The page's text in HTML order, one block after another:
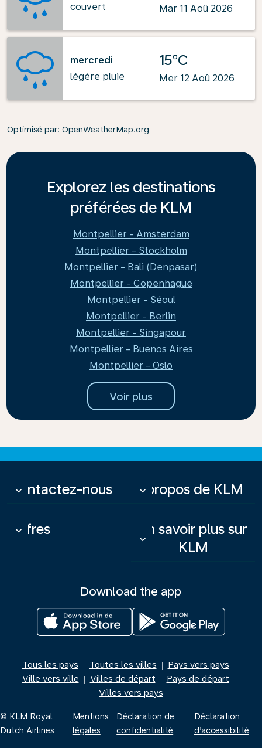
couvert
Mar 11 Aoû 2026
mercredi
légère pluie
15°C
Mer 12 Aoû 2026
Optimisé par: OpenWeatherMap.org
Explorez les destinations
préférées de KLM
Montpellier - Amsterdam
Montpellier - Stockholm
Montpellier - Bali (Denpasar)
Montpellier - Copenhague
Montpellier - Séoul
Montpellier - Berlin
Montpellier - Singapour
Montpellier - Buenos Aires
Montpellier - Oslo
Voir plus
Contactez-nous
keyboard_arrow_down À propos de KLM
keyboard_arrow_down
Offres
keyboard_arrow_down
En savoir plus sur
KLM
keyboard_arrow_down
Download the app
Tous les pays | Toutes les villes | Pays vers pays |
Ville vers ville | Villes de départ | Pays de départ |
Villes vers pays
© KLM Royal
Dutch Airlines
Mentions
légales
Déclaration de
confidentialité
Déclaration
d’accessibilité